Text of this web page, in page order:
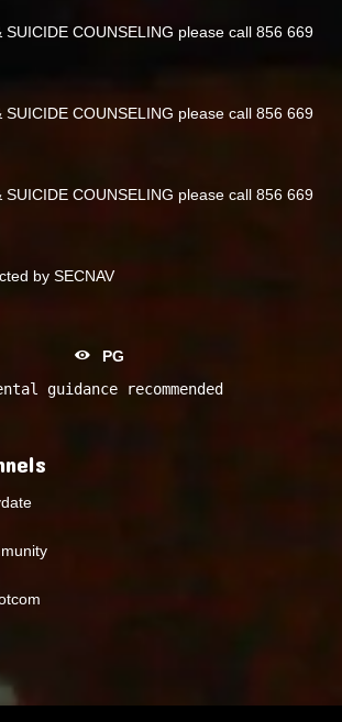
SUICIDE COUNSELING please call 856 669
SUICIDE COUNSELING please call 856 669
SUICIDE COUNSELING please call 856 669
by SECNAV
PG
guidance recommended